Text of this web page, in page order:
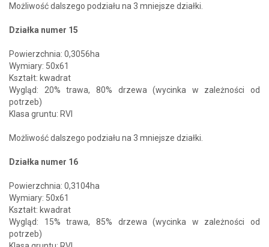
Możliwość dalszego podziału na 3 mniejsze działki.
Działka numer 15
Powierzchnia: 0,3056ha
Wymiary: 50x61
Kształt: kwadrat
Wygląd: 20% trawa, 80% drzewa (wycinka w zależności od
potrzeb)
Klasa gruntu: RVI
Możliwość dalszego podziału na 3 mniejsze działki.
Działka numer 16
Powierzchnia: 0,3104ha
Wymiary: 50x61
Kształt: kwadrat
Wygląd: 15% trawa, 85% drzewa (wycinka w zależności od
potrzeb)